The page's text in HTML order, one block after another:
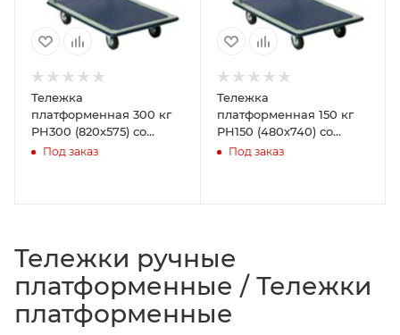
Тележка
платформенная 300 кг
PH300 (820х575) со
складной ручкой
Под заказ
Тележка
платформенная 150 кг
PH150 (480х740) со
складной ручкой
Под заказ
Тележки ручные
платформенные / Тележки
платформенные